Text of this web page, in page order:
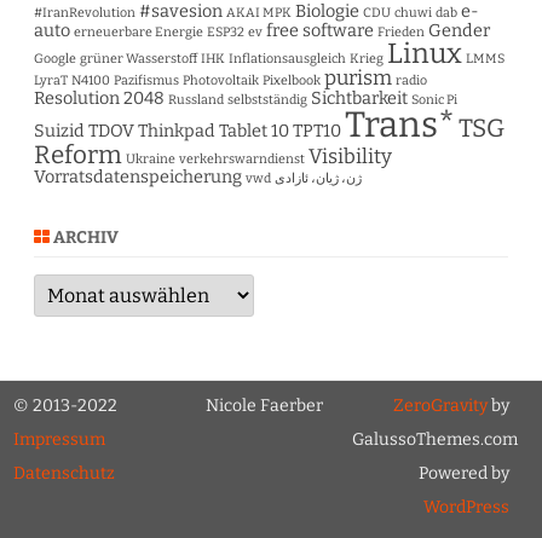
#IranRevolution #savesion AKAI MPK Biologie CDU chuwi dab e-
auto erneuerbare Energie ESP32 ev free software Frieden Gender
Google grüner Wasserstoff IHK Inflationsausgleich Krieg Linux LMMS
LyraT N4100 Pazifismus Photovoltaik Pixelbook purism radio
Resolution 2048 Russland selbstständig Sichtbarkeit Sonic Pi
Suizid TDOVThinkpad Tablet 10TPT10Trans* TSG
Reform Ukraine verkehrswarndienst Visibility
Vorratsdatenspeicherung vwd ژن، ژیان، ئازادی
ARCHIV
Archiv
© 2013-2022
Impressum
Datenschutz
Nicole Faerber ZeroGravityby
GalussoThemes.com
Powered by
WordPress